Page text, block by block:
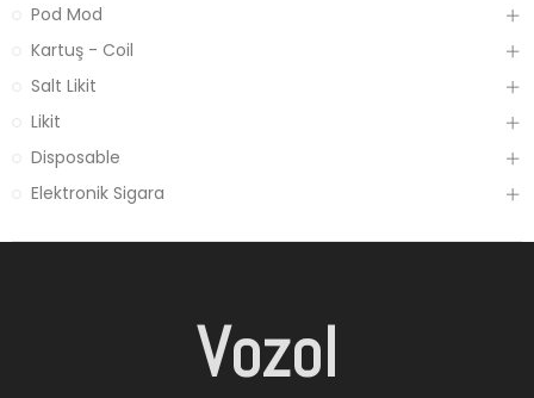
Pod Mod
Kartuş - Coil
Salt Likit
Likit
Disposable
Elektronik Sigara
Vozol